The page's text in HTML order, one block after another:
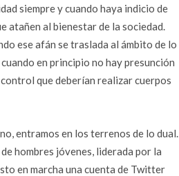
siempre y cuando haya indicio de
atañen al bienestar de la sociedad.
ese afán se traslada al ámbito de lo
en principio no hay presunción
que deberían realizar cuerpos
entramos en los terrenos de lo dual.
hombres jóvenes, liderada por la
en marcha una cuenta de Twitter